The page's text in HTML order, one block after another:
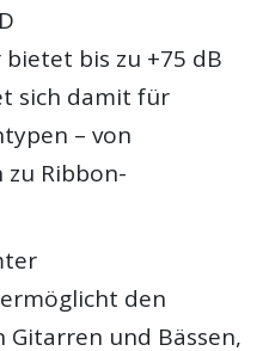
bis zu +75 dB
sich damit für
– von
Ribbon-
den
Gitarren und Bässen,